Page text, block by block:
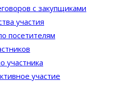
с закупщиками
участия
посетителям
участника
участие